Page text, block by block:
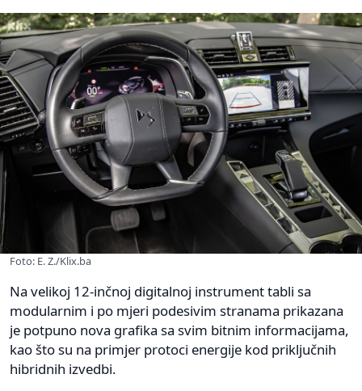
Foto: E. Z./Klix.ba
Na velikoj 12-inčnoj digitalnoj instrument tabli sa
modularnim i po mjeri podesivim stranama prikazana
je potpuno nova grafika sa svim bitnim informacijama,
kao što su na primjer protoci energije kod priključnih
hibridnih izvedbi.